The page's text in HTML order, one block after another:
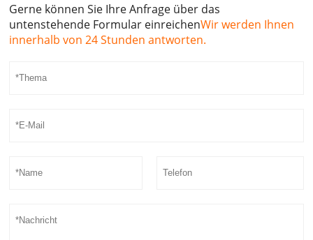
Gerne können Sie Ihre Anfrage über das
untenstehende Formular einreichenWir werden Ihnen
innerhalb von 24 Stunden antworten.